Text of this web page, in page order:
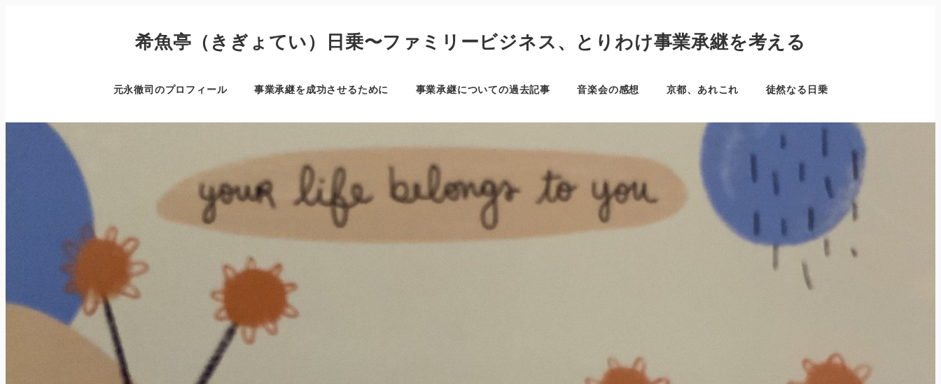
希魚亭（きぎょてい）日乗〜ファミリービジネス、とりわけ事業承継を考える
元永徹司のプロフィール 事業承継を成功させるために 事業承継についての過去記事 音楽会の感想 京都、あれこれ 徒然なる日乗